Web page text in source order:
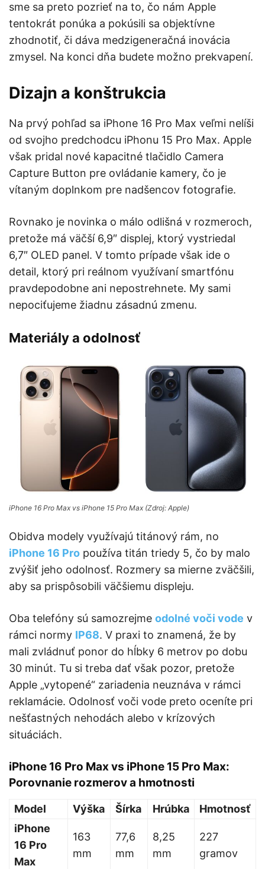
sme sa preto pozrieť na to, čo nám Apple
tentokrát ponúka a pokúsili sa objektívne
zhodnotiť, či dáva medzigeneračná inovácia
zmysel. Na konci dňa budete možno prekvapení.
Dizajn a konštrukcia
Na prvý pohľad sa iPhone 16 Pro Max veľmi nelíši
od svojho predchodcu iPhonu 15 Pro Max. Apple
však pridal nové kapacitné tlačidlo Camera
Capture Button pre ovládanie kamery, čo je
vítaným doplnkom pre nadšencov fotografie.
Rovnako je novinka o málo odlišná v rozmeroch,
pretože má väčší 6,9″ displej, ktorý vystriedal
6,7″ OLED panel. V tomto prípade však ide o
detail, ktorý pri reálnom využívaní smartfónu
pravdepodobne ani nepostrehnete. My sami
nepociťujeme žiadnu zásadnú zmenu.
Materiály a odolnosť
iPhone 16 Pro Max vs iPhone 15 Pro Max (Zdroj: Apple)
Obidva modely využívajú titánový rám, no
iPhone 16 Pro používa titán triedy 5, čo by malo
zvýšiť jeho odolnosť. Rozmery sa mierne zväčšili,
aby sa prispôsobili väčšiemu displeju.
Oba telefóny sú samozrejme odolné voči vode v
rámci normy IP68. V praxi to znamená, že by
mali zvládnuť ponor do hĺbky 6 metrov po dobu
30 minút. Tu si treba dať však pozor, pretože
Apple „vytopené“ zariadenia neuznáva v rámci
reklamácie. Odolnosť voči vode preto oceníte pri
nešťastných nehodách alebo v krízových
situáciách.
iPhone 16 Pro Max vs iPhone 15 Pro Max:
Porovnanie rozmerov a hmotnosti
Model Výška Šírka Hrúbka
Hmotnosť
iPhone
16 Pro
Max
163
mm
77,6
mm
8,25
mm
227
gramov